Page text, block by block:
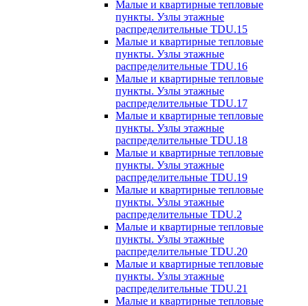
Малые и квартирные тепловые
пункты. Узлы этажные
распределительные TDU.15
Малые и квартирные тепловые
пункты. Узлы этажные
распределительные TDU.16
Малые и квартирные тепловые
пункты. Узлы этажные
распределительные TDU.17
Малые и квартирные тепловые
пункты. Узлы этажные
распределительные TDU.18
Малые и квартирные тепловые
пункты. Узлы этажные
распределительные TDU.19
Малые и квартирные тепловые
пункты. Узлы этажные
распределительные TDU.2
Малые и квартирные тепловые
пункты. Узлы этажные
распределительные TDU.20
Малые и квартирные тепловые
пункты. Узлы этажные
распределительные TDU.21
Малые и квартирные тепловые